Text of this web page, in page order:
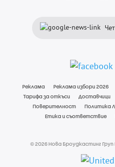
Реклама Реклама избори 2026
Тарифа за откъси
Доставчици
Поверителност
Политика
Етика и съответствие
© 2026 Нова Броудкастинг Груп